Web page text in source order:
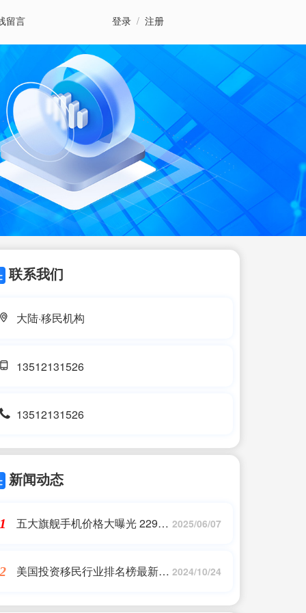
留言 登录 / 注册
联系我们
大陆·移民机构
13512131526
13512131526
新闻动态
五大旗舰手机价格大曝光 2299 2025/06/07
美国投资移民行业排名榜最新_
些呢?_美国移民
2024/10/24